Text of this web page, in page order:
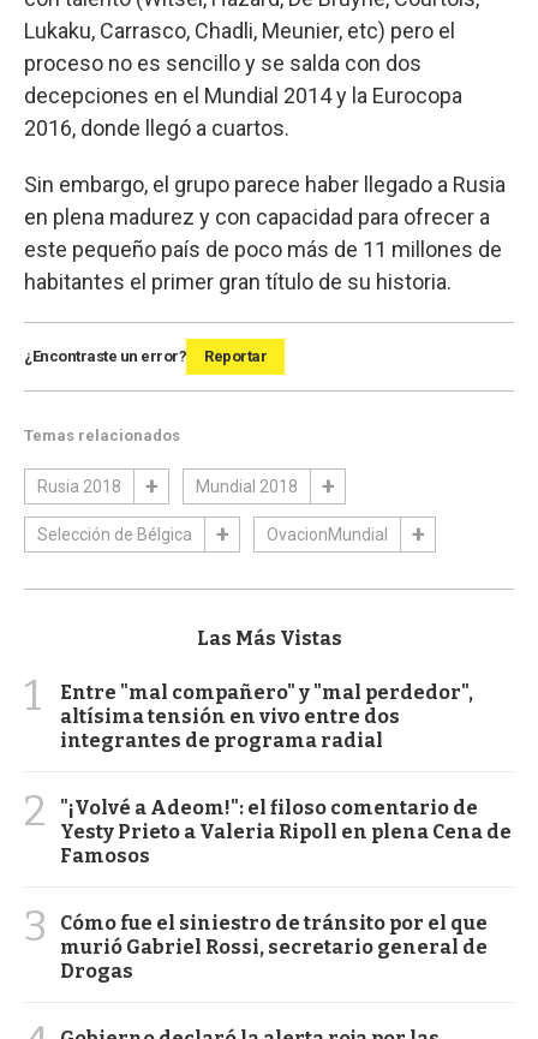
Lukaku, Carrasco, Chadli, Meunier, etc) pero el
proceso no es sencillo y se salda con dos
decepciones en el Mundial 2014 y la Eurocopa
2016, donde llegó a cuartos.
Sin embargo, el grupo parece haber llegado a Rusia
en plena madurez y con capacidad para ofrecer a
este pequeño país de poco más de 11 millones de
habitantes el primer gran título de su historia.
¿Encontraste un error? Reportar
Temas relacionados
Rusia 2018 Mundial 2018
Selección de Bélgica OvacionMundial
Las Más Vistas
1
Entre "mal compañero" y "mal perdedor",
altísima tensión en vivo entre dos
integrantes de programa radial
2
"¡Volvé a Adeom!": el filoso comentario de
Yesty Prieto a Valeria Ripoll en plena Cena de
Famosos
3
Cómo fue el siniestro de tránsito por el que
murió Gabriel Rossi, secretario general de
Drogas